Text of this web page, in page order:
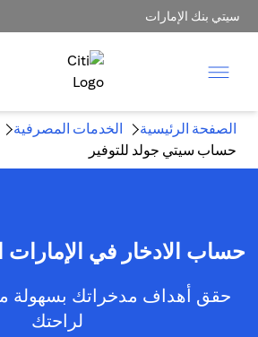
سيتي بنك الإمارات
الصفحة الرئيسية
الخدمات المصرفية
حساب سيتي جولد للتوفير
حساب الادخار في الإمارات
حقق أهداف مدخراتك
لراحتك